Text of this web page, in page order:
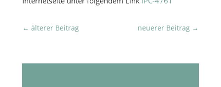
← älterer Beitrag neuerer Beitrag →